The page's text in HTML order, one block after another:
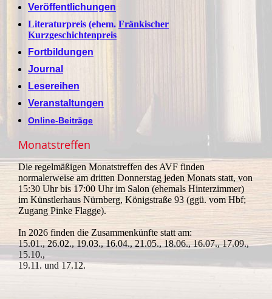
Veröffentlichungen
Literaturpreis (ehem. Fränkischer
Kurzgeschichtenpreis
Fortbildungen
Journal
Lesereihen
Veranstaltungen
Online-Beiträge
Monatstreffen
Die regelmäßigen Monatstreffen des AVF finden
normalerweise am dritten Donnerstag jeden Monats statt, von
15:30 Uhr bis 17:00 Uhr im Salon (ehemals Hinterzimmer)
im Künstlerhaus Nürnberg, Königstraße 93 (ggü. vom Hbf;
Zugang Pinke Flagge).
In 2026 finden die Zusammenkünfte statt am:
15.01., 26.02., 19.03., 16.04., 21.05., 18.06., 16.07., 17.09.,
15.10.,
19.11. und 17.12.